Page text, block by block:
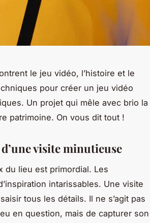
le jeu vidéo, l’histoire et le
pour créer un jeu vidéo
Un projet qui mêle avec brio la
patrimoine. On vous dit tout !
visite minutieuse
du lieu est primordial. Les
intarissables. Une visite
tous les détails. Il ne s’agit pas
en question, mais de capturer son